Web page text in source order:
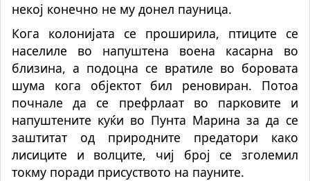
некој конечно не му донел пауница.
Кога колонијата се проширила, птиците се
населиле во напуштена воена касарна во
близина, а подоцна се вратиле во боровата
шума кога објектот бил реновиран. Потоа
почнале да се префрлаат во парковите и
напуштените куќи во Пунта Марина за да се
заштитат од природните предатори како
лисиците и волците, чиј број се зголемил
токму поради присуството на пауните.